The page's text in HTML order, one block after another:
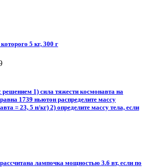
5 кг, 300 г
решением 1) сила тяжести космонавта на
1739 ньютон распределите массу
= 23, 5 н/кг) 2) определите массу тела, если
лампочка мощностью 3.6 вт, если по